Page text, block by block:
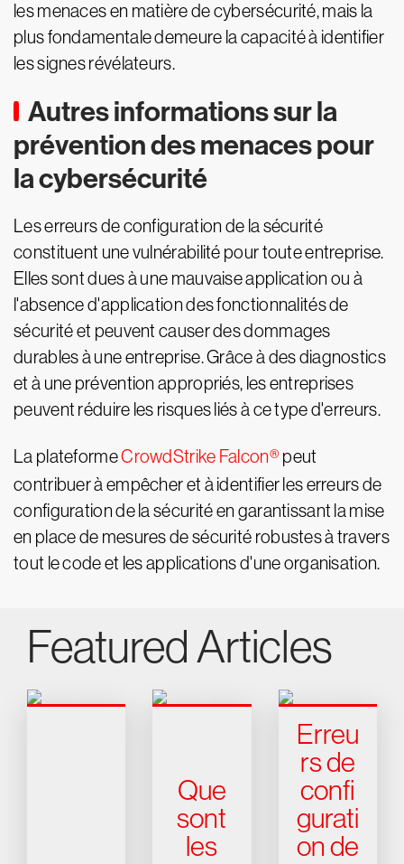
les menaces en matière de cybersécurité, mais la
plus fondamentale demeure la capacité à identifier
les signes révélateurs.
Autres informations sur la
prévention des menaces pour
la cybersécurité
Les erreurs de configuration de la sécurité
constituent une vulnérabilité pour toute entreprise.
Elles sont dues à une mauvaise application ou à
l'absence d'application des fonctionnalités de
sécurité et peuvent causer des dommages
durables à une entreprise. Grâce à des diagnostics
et à une prévention appropriés, les entreprises
peuvent réduire les risques liés à ce type d'erreurs.
La plateformeCrowdStrike Falcon® peut
contribuer à empêcher et à identifier les erreurs de
configuration de la sécurité en garantissant la mise
en place de mesures de sécurité robustes à travers
tout le code et les applications d'une organisation.
Featured Articles
Que
sont
les
Erreu
rs de
confi
gurati
on de